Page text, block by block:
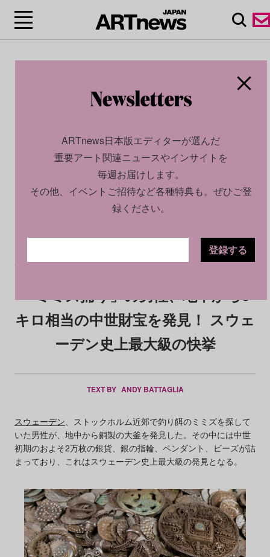
2025.10.16
「ミミズ捕り」の男性、地中から6
キロ相当の中世財宝を発見！ スウェ
ーデン史上最大級の快挙
TEXT BY ANDY BATTAGLIA
スウェーデン、ストックホルム近郊で釣り餌のミミズを探して
いた男性が、地中から銅製の大釜を発見した。その中には中世
初期のおよそ2万枚の銀貨、銀の指輪、ペンダント、ビーズが詰
まっており、これはスウェーデン史上最大級の発見となる。
ARTnews日本版エディターが選んだ
重要アート関連ニュースやインサイトを
毎週お届けします。
その他、イベントご招待など各種特典も。ぜひご登
録ください。
登録する